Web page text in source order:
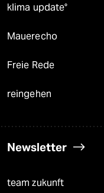
klima update°
Mauerecho
Freie Rede
reingehen
Newsletter
team zukunft